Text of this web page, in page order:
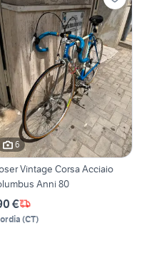
6
Vintage Corsa Acciaio
Anni 80
€
(CT)